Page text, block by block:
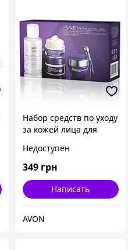
Набор средств по уходу
за кожей лица для
Platinum Avon, Эйвон,
Ейвон
Недоступен
349 грн
Написать
AVON